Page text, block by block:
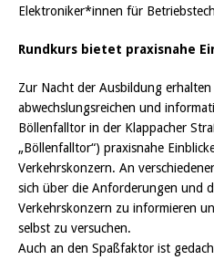
Elektroniker*innen für
Rundkurs bietet praxisnahe
Zur Nacht der Ausbildung
abwechslungsreichen und
Böllenfalltor in der Klappacher
„Böllenfalltor“) praxisnahe
Verkehrskonzern. An
sich über die Anforderungen und
Verkehrskonzern zu informieren
selbst zu versuchen.
Auch an den Spaßfaktor ist